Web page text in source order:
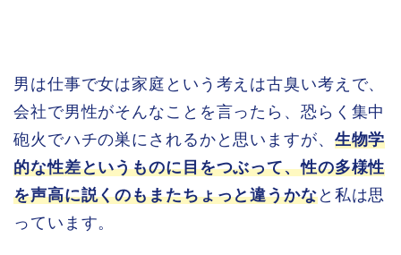
男は仕事で女は家庭という考えは古臭い考えで、
会社で男性がそんなことを言ったら、恐らく集中
砲火でハチの巣にされるかと思いますが、 生物学
的な性差というものに目をつぶって、性の多様性
を声高に説くのもまたちょっと違うかなと私は思
っています。